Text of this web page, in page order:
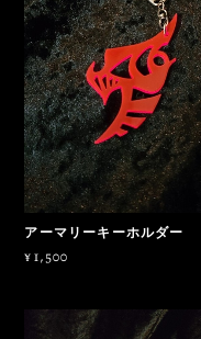
アーマリーキーホルダー
¥1,500